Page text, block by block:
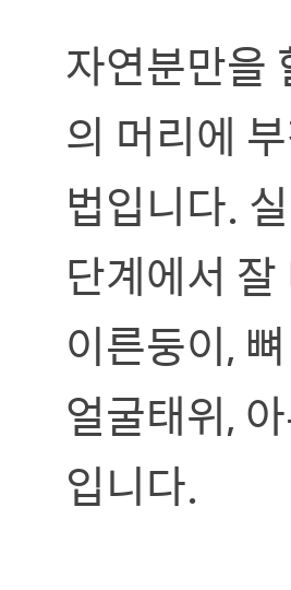
자연분만을
의 머리에
법입니다.
단계에서
이른둥이,
얼굴태위,
입니다.